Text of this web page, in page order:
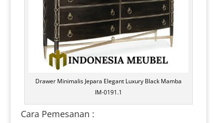
Drawer Minimalis Jepara Elegant Luxury Black Mamba
IM-0191.1
Cara Pemesanan :